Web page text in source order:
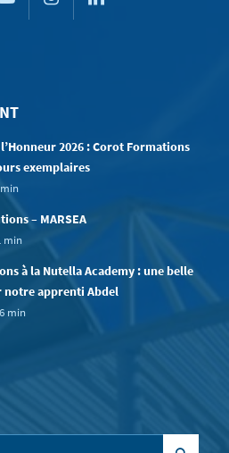
2026 : Corot Formations
exemplaires
– MARSEA
min
à la Nutella Academy : une belle
apprenti Abdel
min